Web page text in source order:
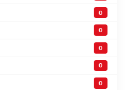
0
0
0
0
0